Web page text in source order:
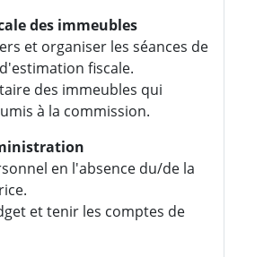
des immeubles
et organiser les séances de
fiscale.
des immeubles qui
à la commission.
en l'absence du/de la
et tenir les comptes de